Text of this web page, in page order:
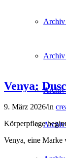
Archiv
Archiv
Archiv
Archiv
Venya:
9. März 2026/in
Körperpflege
Venya, eine Marke